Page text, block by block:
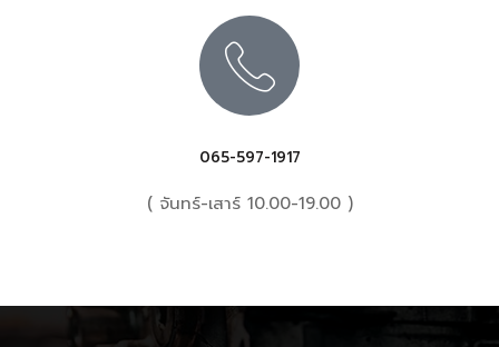
065-597-1917
( จันทร์-เสาร์ 10.00-19.00 )